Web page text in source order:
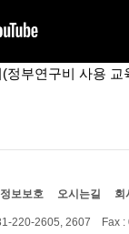
정부연구비 사용 교
정보보호 오시는길 회
220-2605, 2607 Fax :